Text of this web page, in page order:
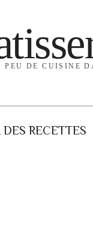
PEU DE CUISINE
RECETTES